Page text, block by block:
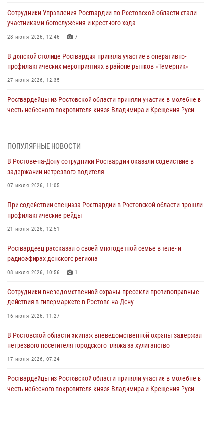
Сотрудники Управления Росгвардии по Ростовской области стали
участниками богослужения и крестного хода
28 июля 2026, 12:46 7
В донской столице Росгвардия приняла участие в оперативно-
профилактических мероприятиях в районе рынков «Темерник»
27 июля 2026, 12:35
Росгвардейцы из Ростовской области приняли участие в молебне в
честь небесного покровителя князя Владимира и Крещения Руси
При содействии спецназа Росгвардии в Ростовской области прошли
21 июля 2026, 12:51
В Ростовской области экипаж вневедомственной охраны задержал
17 июля 2026, 07:24
Сотрудники вневедомственной охраны пресекли противоправные
16 июля 2026, 11:27
Конкурс профессионального мастерства взрывотехников прошел в
15 июля 2026, 06:39
ПОПУЛЯРНЫЕ НОВОСТИ
В Ростове-на-Дону сотрудники Росгвардии оказали содействие в
задержании нетрезвого водителя
07 июля 2026, 11:05
При содействии спецназа Росгвардии в Ростовской области прошли
профилактические рейды
21 июля 2026, 12:51
Росгвардеец рассказал о своей многодетной семье в теле- и
радиоэфирах донского региона
08 июля 2026, 10:56 1
Сотрудники вневедомственной охраны пресекли противоправные
действия в гипермаркете в Ростове-на-Дону
16 июля 2026, 11:27
В Ростовской области экипаж вневедомственной охраны задержал
нетрезвого посетителя городского пляжа за хулиганство
17 июля 2026, 07:24
Росгвардейцы из Ростовской области приняли участие в молебне в
честь небесного покровителя князя Владимира и Крещения Руси